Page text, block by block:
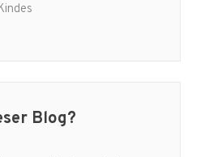
Blog?